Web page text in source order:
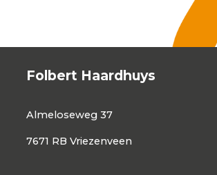
Folbert Haardhuys
Almeloseweg 37
7671 RB Vriezenveen